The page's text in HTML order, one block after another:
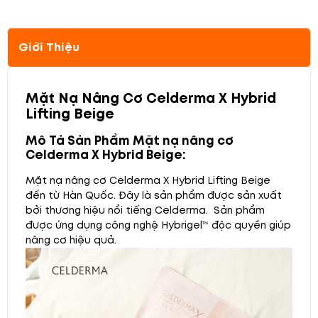
Giới Thiệu
Mặt Nạ Nâng Cơ Celderma X Hybrid
Lifting Beige
Mô Tả Sản Phẩm Mặt nạ nâng cơ
Celderma X Hybrid Beige:
Mặt nạ nâng cơ Celderma X Hybrid Lifting Beige
đến từ Hàn Quốc. Đây là sản phẩm được sản xuất
bởi thương hiệu nổi tiếng Celderma. Sản phẩm
được ứng dụng công nghệ Hybrigel™ độc quyền giúp
nâng cơ hiệu quả.